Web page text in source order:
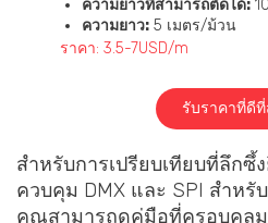
ความยาวที่สามารถตัดได้:
ความยาว: 5 เมตร/ม้วน
ราคา: 3.5-7USD/m
รับราคาที่ดี
สำหรับการเปรียบเทียบที่ลึกซึ้
ควบคุม DMX และ SPI สำหรับ
คุณสามารถดูคู่มือที่ครอบคลุ